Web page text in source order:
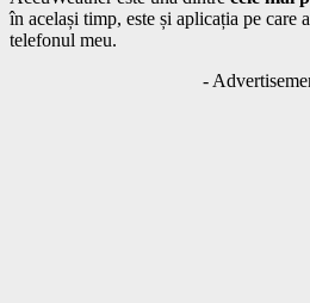
în același timp, este și aplicația pe care
telefonul meu.
-